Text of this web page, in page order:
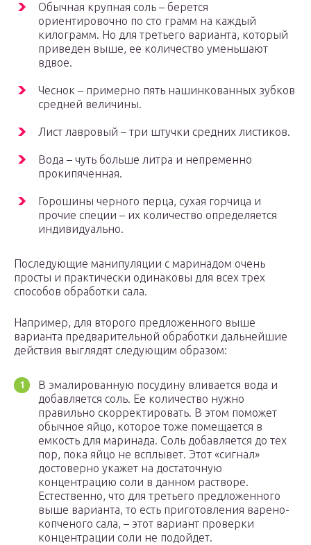
Обычная крупная соль – берется
ориентировочно по сто грамм на каждый
килограмм. Но для третьего варианта, который
приведен выше, ее количество уменьшают
вдвое.
Чеснок – примерно пять нашинкованных зубков
средней величины.
Лист лавровый – три штучки средних листиков.
Вода – чуть больше литра и непременно
прокипяченная.
Горошины черного перца, сухая горчица и
прочие специи – их количество определяется
индивидуально.
Последующие манипуляции с маринадом очень
просты и практически одинаковы для всех трех
способов обработки сала.
Например, для второго предложенного выше
варианта предварительной обработки дальнейшие
действия выглядят следующим образом:
В эмалированную посудину вливается вода и
добавляется соль. Ее количество нужно
правильно скорректировать. В этом поможет
обычное яйцо, которое тоже помещается в
емкость для маринада. Соль добавляется до тех
пор, пока яйцо не всплывет. Этот «сигнал»
достоверно укажет на достаточную
концентрацию соли в данном растворе.
Естественно, что для третьего предложенного
выше варианта, то есть приготовления варено-
копченого сала, – этот вариант проверки
концентрации соли не подойдет.